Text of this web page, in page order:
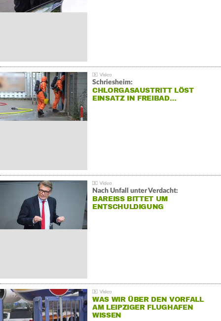
Schriesheim:
CHLORGASAUSTRITT LÖST
EINSATZ IN FREIBAD…
Nach Unfall unter Verdacht:
BAREISS BITTET UM E
NTSCHULDIGUNG
WAS WIR ÜBER DEN VORFALL
AM LEIPZIGER FLUGHAFEN
WISSEN